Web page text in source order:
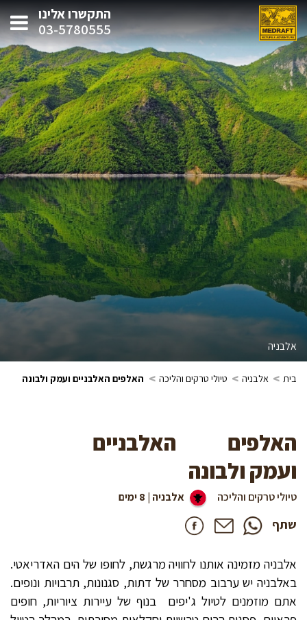
התקשרו אלינו
03-5780555
אלבניה
בית > אלבניה > טיולי טרקים והליכה > האלפים האלבניים ועמק ולבונה
האלפים האלבניים
ועמק ולבונה
טיולי טרקים והליכה אלבניה | 8 ימים
שתף
אלבניה מזמינה אותנו לחוויה מרגשת, לחופו של הים האדריאטי.
באלבניה יש ערבוב מסחרר של דתות, סגנונות, תרבויות ונופים.
אתם מוזמנים לטיול ג'יפים בנוף של עיירות ציוריות, חופים